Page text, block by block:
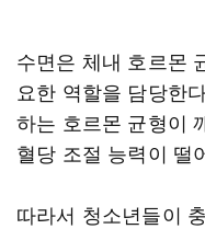
수면은 체내 호르몬
요한 역할을 담당한
하는 호르몬 균형이
혈당 조절 능력이 떨
따라서 청소년들이